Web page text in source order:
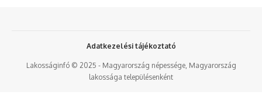
Lakosságinfó © 2025 - Magyarország népessége, Magyarország
lakossága településenként
Adatkezelési tájékoztató